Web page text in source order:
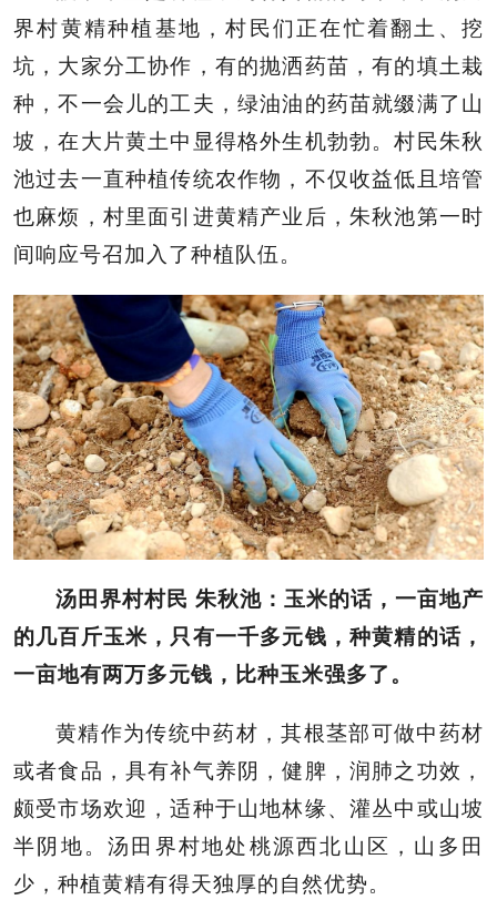
界村黄精种植基地，村民们正在忙着翻土、挖
坑，大家分工协作，有的抛洒药苗，有的填土栽
种，不一会儿的工夫，绿油油的药苗就缀满了山
坡，在大片黄土中显得格外生机勃勃。村民朱秋
池过去一直种植传统农作物，不仅收益低且培管
也麻烦，村里面引进黄精产业后，朱秋池第一时
间响应号召加入了种植队伍。
汤田界村村民 朱秋池：玉米的话，一亩地产
的几百斤玉米，只有一千多元钱，种黄精的话，
一亩地有两万多元钱，比种玉米强多了。
黄精作为传统中药材，其根茎部可做中药材
或者食品，具有补气养阴，健脾，润肺之功效，
颇受市场欢迎，适种于山地林缘、灌丛中或山坡
半阴地。汤田界村地处桃源西北山区，山多田
少，种植黄精有得天独厚的自然优势。